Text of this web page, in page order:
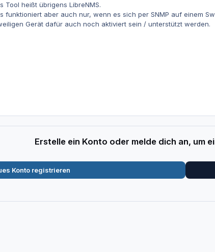
Tool heißt übrigens LibreNMS.
funktioniert aber auch nur, wenn es sich per SNMP auf einem
Gerät dafür auch noch aktiviert sein / unterstützt werden.
Erstelle ein Konto oder melde dich an, um
Konto registrieren